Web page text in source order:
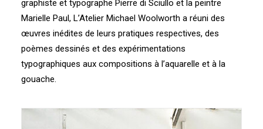
graphiste et typographe Pierre di Sciullo et la peintre
Marielle Paul, L’Atelier Michael Woolworth a réuni des
œuvres inédites de leurs pratiques respectives, des
poèmes dessinés et des expérimentations
typographiques aux compositions à l’aquarelle et à la
gouache.